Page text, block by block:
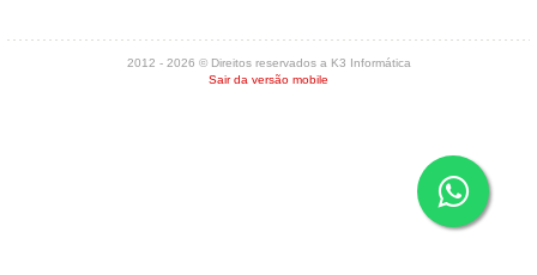
2012 - 2026 © Direitos reservados a K3 Informática
Sair da versão mobile